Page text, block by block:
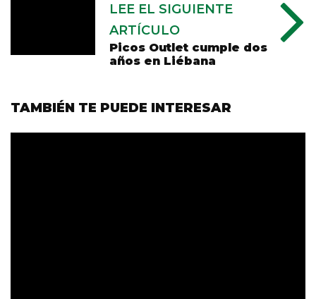
LEE EL SIGUIENTE
ARTÍCULO
Picos Outlet cumple dos
años en Liébana
TAMBIÉN TE PUEDE INTERESAR